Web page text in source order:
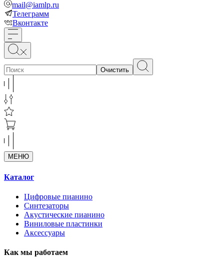
mail@iamlp.ru
Телеграмм
Вконтакте
Очистить
МЕНЮ
Каталог
Цифровые пианино
Синтезаторы
Акустические пианино
Виниловые пластинки
Аксессуары
Как мы работаем